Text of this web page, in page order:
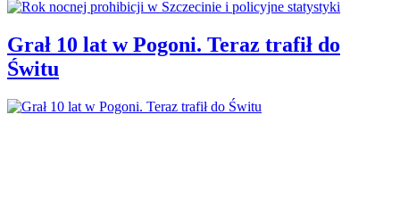
Grał 10 lat w Pogoni. Teraz trafił do
Świtu